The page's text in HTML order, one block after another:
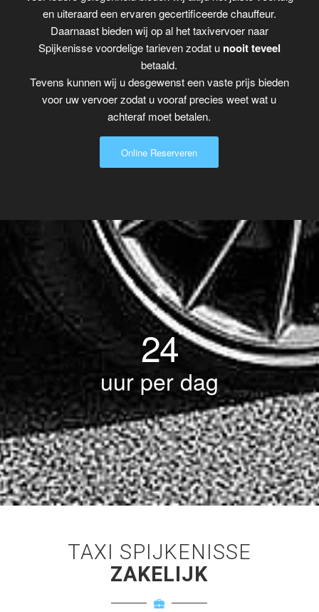
en uiteraard een ervaren gecertificeerde chauffeur.
Daarnaast bieden wij op al het taxivervoer naar
Spijkenisse voordelige tarieven zodat u nooit teveel
betaald.
Tevens kunnen wij u desgewenst een vaste prijs bieden
voor uw vervoer zodat u vooraf precies weet wat u
achteraf moet betalen.
Online Reserveren
24
uur per dag
TAXI SPIJKENISSE
ZAKELIJK